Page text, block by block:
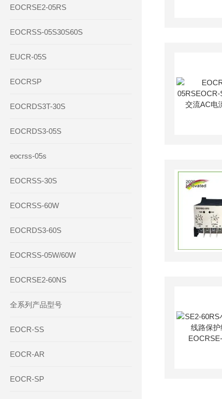
EOCRSE2-05RS
EOCRSS-05S30S60S
EUCR-05S
EOCRSP
EOCRDS3T-30S
EOCRDS3-05S
eocrss-05s
EOCRSS-30S
EOCRSS-60W
EOCRDS3-60S
EOCRSS-05W/60W
EOCRSE2-60NS
全系列产品型号
EOCR-SS
EOCR-AR
EOCR-SP